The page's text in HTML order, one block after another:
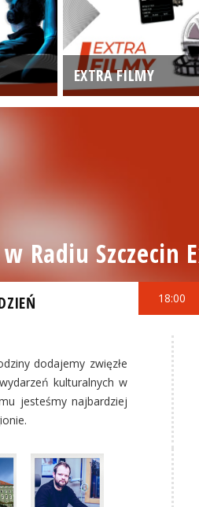
EXTRA FILMY
Radiu Szczecin
dodajemy zwięzłe
kulturalnych w
jesteśmy najbardziej
18:00